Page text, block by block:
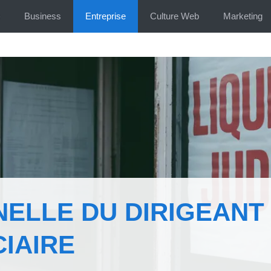
Business Entreprise Culture Web Marketing
DU DIRIGEANT